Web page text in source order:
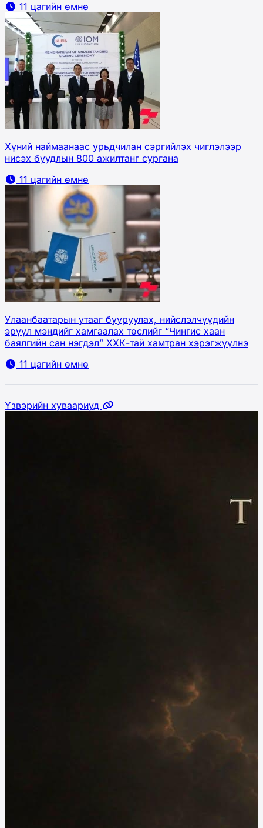
11 цагийн өмнө
Хүний наймаанаас урьдчилан сэргийлэх чиглэлээр
нисэх буудлын 800 ажилтанг сургана
11 цагийн өмнө
Улаанбаатарын утааг бууруулах, нийслэлчүүдийн
эрүүл мэндийг хамгаалах төслийг “Чингис хаан
баялгийн сан нэгдэл” ХХК-тай хамтран хэрэгжүүлнэ
11 цагийн өмнө
Үзвэрийн хуваариуд